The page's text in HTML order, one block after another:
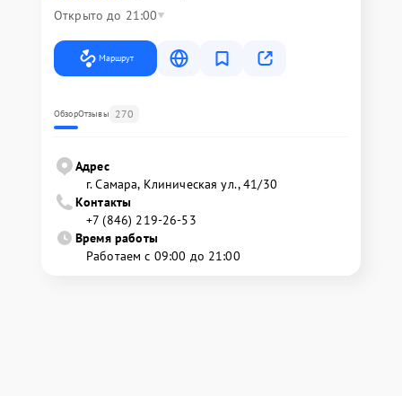
Открыто до 21:00
Маршрут
ОбзорОтзывы 270
Адрес
г. Самара, Клиническая ул., 41/30
Контакты
+7 (846) 219-26-53
Время работы
Работаем с 09:00 до 21:00